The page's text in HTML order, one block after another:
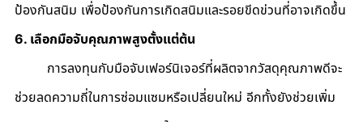
ป้องกันสนิม เพื่อป้องกันการเกิดสนิมและรอยขีดข่วนที่อาจเกิดขึ้น
6. เลือกมือจับคุณภาพสูงตั้งแต่ต้น
ช่วยลดความถี่ในการซ่อมแซมหรือเปลี่ยนใหม่ อีกทั้งยังช่วยเพิ่ม